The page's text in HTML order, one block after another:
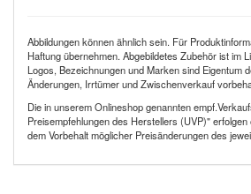
Abbildungen können ähnlich sein. Für
Haftung übernehmen. Abgebildetes Zubehör ist im
Logos, Bezeichnungen und Marken sind Eigentum
Änderungen, Irrtümer und Zwischenverkauf
Die in unserem Onlineshop genannten
Preisempfehlungen des Herstellers (UVP)"
dem Vorbehalt möglicher Preisänderungen des